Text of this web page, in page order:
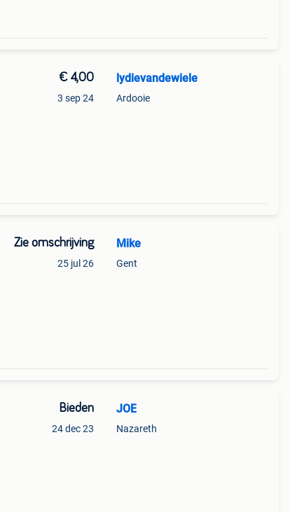
€ 4,00
3 sep 24
lydievandewiele
Ardooie
Zie omschrijving
25 jul 26
Mike
Gent
Bieden
24 dec 23
JOE
Nazareth